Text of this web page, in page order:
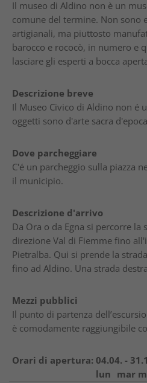
Il museo di Aldino non è un
comune del termine. Non sono
artigianali, ma piuttosto
barocco e rococò, in numero e
lasciare gli esperti a bocca
Descrizione breve
Il Museo Civico di Aldino non é
oggetti sono d'arte sacra
Dove parcheggiare
C'é un parcheggio sulla piazza
il municipio.
Descrizione d'arrivo
Da Ora o da Egna si percorre la
direzione Val di Fiemme fino
Pietralba. Qui si prende la
fino ad Aldino. Una strada
Mezzi pubblici
Il punto di partenza
è comodamente raggiungibile
Orari di apertura: 04.04. -
lun mar